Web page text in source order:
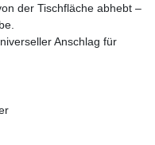
der Tischfläche abhebt –
Anschlag für